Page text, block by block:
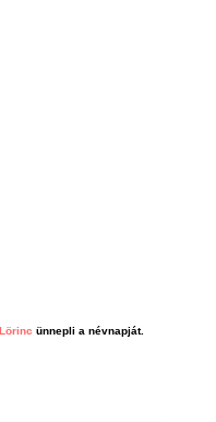
Lörinc ünnepli a névnapját.